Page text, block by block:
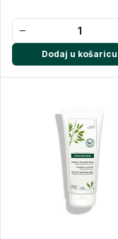
−
Dodaj u košaricu